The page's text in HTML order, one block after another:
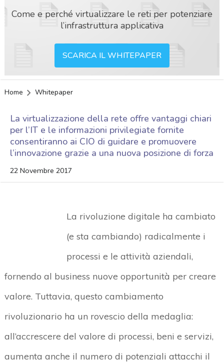
Come e perché virtualizzare le reti per potenziare
l’infrastruttura applicativa
SCARICA IL WHITEPAPER
Home Whitepaper
La virtualizzazione della rete offre vantaggi chiari
per l’IT e le informazioni privilegiate fornite
consentiranno ai CIO di guidare e promuovere
l’innovazione grazie a una nuova posizione di forza
22 Novembre 2017
La rivoluzione digitale ha cambiato
(e sta cambiando) radicalmente i
processi e le attività aziendali,
fornendo al business nuove opportunità per creare
valore. Tuttavia, questo cambiamento
rivoluzionario ha un rovescio della medaglia:
all’accrescere del valore di processi, beni e servizi,
aumenta anche il numero di potenziali attacchi il